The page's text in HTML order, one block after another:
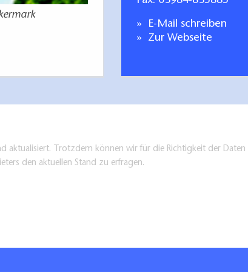
Jetzt
E-Mail schreiben
Zur Webseite
Trotzdem können wir für die Richtigkeit der
den aktuellen Stand zu erfragen.